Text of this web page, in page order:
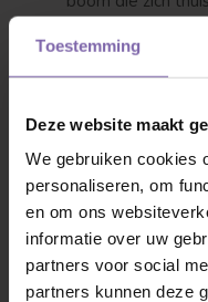
Toestemming
Deze website maakt
We gebruiken cookies
personaliseren, om
en om ons
informatie over uw
partners voor social
partners kunnen deze
tuinstijlen. Met
Gele catalpa
anders wilt, is de
De goudgele
uitstraling aan je
die zich
persoonlijkheid.